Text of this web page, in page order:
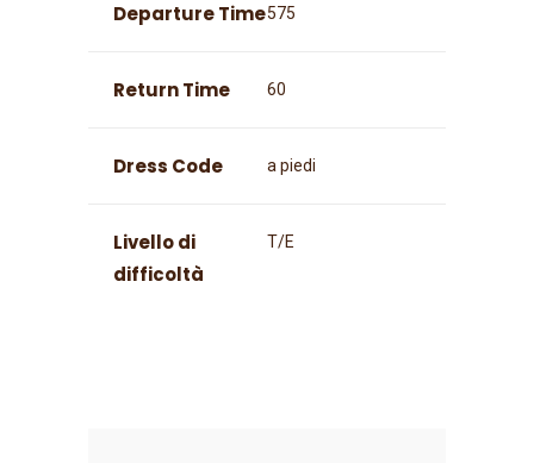
Departure Time575
Return Time 60
Dress Code a piedi
Livello di
difficoltà
T/E